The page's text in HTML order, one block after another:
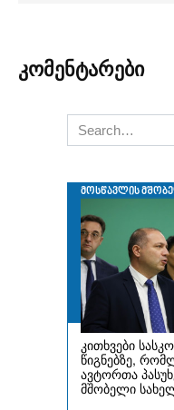
კომენტარები
Search
for: